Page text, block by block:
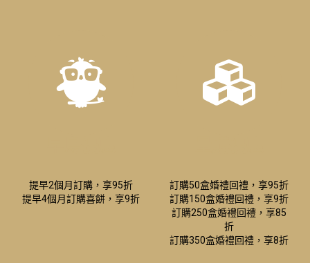
提早2個月訂購，享95折
提早4個月訂購喜餅，享9折
訂購50盒婚禮回禮，享95折
訂購150盒婚禮回禮，享9折
訂購250盒婚禮回禮，享85
折
訂購350盒婚禮回禮，享8折